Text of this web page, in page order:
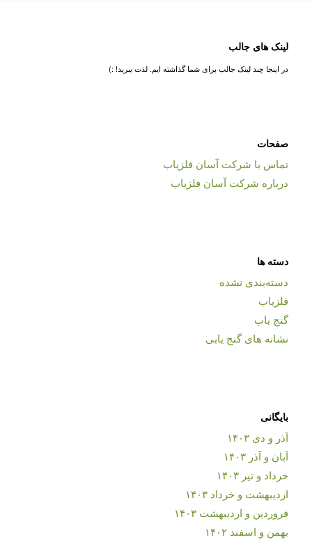
لینک های جالب
در اینجا چند لینک جالب برای شما گذاشته ایم. لذت ببرید! :)
صفحات
تماس با شرکت آسان فلزیاب
درباره شرکت آسان فلزیاب
دسته ها
دسته‌بندی نشده
فلزیاب
گنج یاب
نشانه های گنج یابی
بایگانی
آذر و دی ۱۴۰۳
آبان و آذر ۱۴۰۳
خرداد و تیر ۱۴۰۳
اردیبهشت و خرداد ۱۴۰۳
فروردین و اردیبهشت ۱۴۰۳
بهمن و اسفند ۱۴۰۲